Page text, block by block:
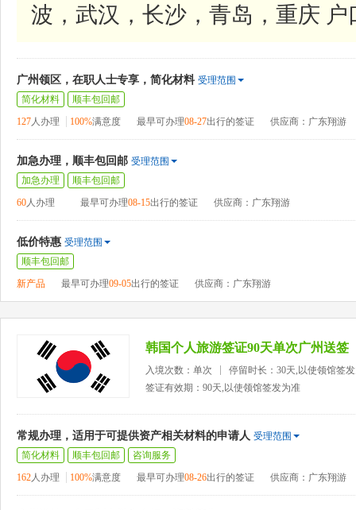
波，武汉，长沙，青岛，重庆
广州领区，在职人士专享，简化材料 受理范围
简化材料
顺丰包回邮
127人办理 100%满意度 最早可办理08-27出行的签证 供应商：广东翔游
加急办理，顺丰包回邮 受理范围
加急办理
顺丰包回邮
60人办理 最早可办理08-15出行的签证 供应商：广东翔游
低价特惠 受理范围
顺丰包回邮
新产品
最早可办理09-05出行的签证 供应商：广东翔游
韩国个人旅游签证90天单次广州送签
入境次数：单次
停留时长：30天,以使领馆签
签证有效期：90天,以使领馆签发为准
常规办理，适用于可提供资产相关材料的申请人 受理范围
简化材料
顺丰包回邮
咨询服务
162人办理 100%满意度 最早可办理08-26出行的签证 供应商：广东翔游